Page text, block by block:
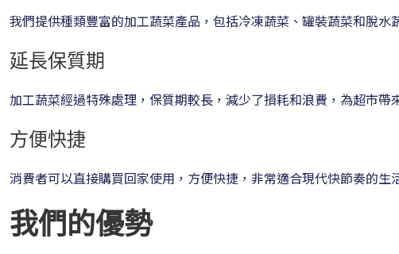
我們提供種類豐富的加工蔬菜產品，包括冷凍蔬菜、罐裝蔬菜和脫水
延長保質期
加工蔬菜經過特殊處理，保質期較長，減少了損耗和浪費，為超市帶
方便快捷
消費者可以直接購買回家使用，方便快捷，非常適合現代快節奏的生
我們的優勢